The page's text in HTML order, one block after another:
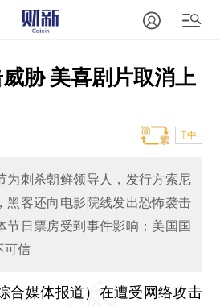
胁 美喜剧片取消上
T中
为刺杀朝鲜领导人，发行方索尼
黑客还向电影院线发出恐怖袭击
节日票房受到事件影响；美国国
可信
合媒体报道） 在遭受网络攻击